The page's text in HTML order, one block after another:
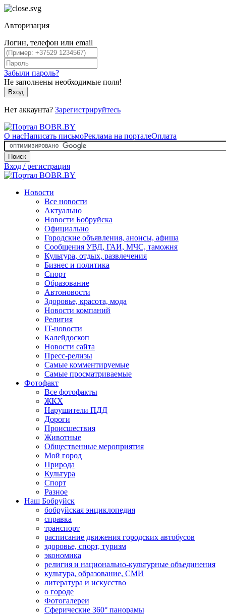
Авторизация
Логин, телефон или email
Забыли пароль?
Не заполнены необходимые поля!
Вход
Нет аккаунта? Зарегистрируйтесь
О насНаписать письмоРеклама на порталеОплата
Поиск
Вход / регистрация
Новости
Все новости
Актуально
Новости Бобруйска
Официально
Городские объявления, анонсы, афиша
Сообщения УВД, ГАИ, МЧС, таможня
Культура, отдых, развлечения
Бизнес и политика
Спорт
Образование
Автоновости
Здоровье, красота, мода
Новости компаний
Религия
IT-новости
Калейдоскоп
Новости сайта
Пресс-релизы
Самые комментируемые
Самые просматриваемые
Фотофакт
Все фотофакты
ЖКХ
Нарушители ПДД
Дороги
Происшествия
Животные
Общественные мероприятия
Мой город
Природа
Культура
Спорт
Разное
Наш Бобруйск
бобруйская энциклопедия
справка
транспорт
расписание движения городских автобусов
здоровье, спорт, туризм
экономика
религия и национально-культурные объединения
культура, образование, СМИ
литература и искусство
о городе
Фотогалереи
Сферические 360° панорамы